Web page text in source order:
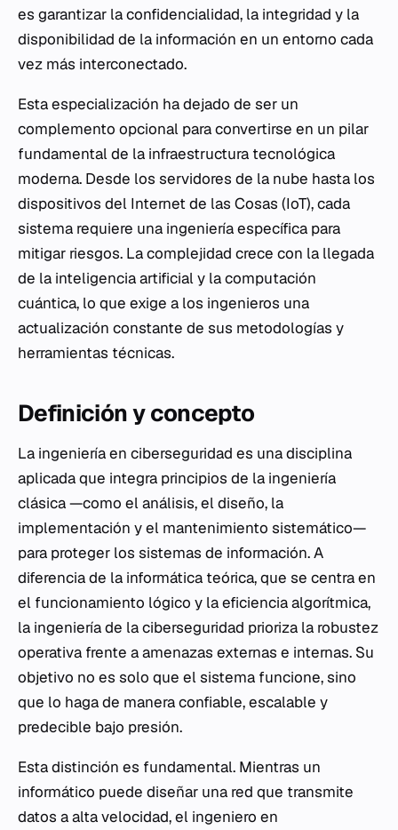
es garantizar la confidencialidad, la integridad y la
disponibilidad de la información en un entorno cada
vez más interconectado.
Esta especialización ha dejado de ser un
complemento opcional para convertirse en un pilar
fundamental de la infraestructura tecnológica
moderna. Desde los servidores de la nube hasta los
dispositivos del Internet de las Cosas (IoT), cada
sistema requiere una ingeniería específica para
mitigar riesgos. La complejidad crece con la llegada
de la inteligencia artificial y la computación
cuántica, lo que exige a los ingenieros una
actualización constante de sus metodologías y
herramientas técnicas.
Definición y concepto
La ingeniería en ciberseguridad es una disciplina
aplicada que integra principios de la ingeniería
clásica —como el análisis, el diseño, la
implementación y el mantenimiento sistemático—
para proteger los sistemas de información. A
diferencia de la informática teórica, que se centra en
el funcionamiento lógico y la eficiencia algorítmica,
la ingeniería de la ciberseguridad prioriza la robustez
operativa frente a amenazas externas e internas. Su
objetivo no es solo que el sistema funcione, sino
que lo haga de manera confiable, escalable y
predecible bajo presión.
Esta distinción es fundamental. Mientras un
informático puede diseñar una red que transmite
datos a alta velocidad, el ingeniero en